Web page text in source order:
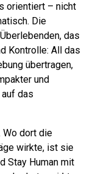
orientiert – nicht
Die
das
Kontrolle: All das
übertragen,
und
das
Wo dort die
wirkte, ist sie
Stay Human mit